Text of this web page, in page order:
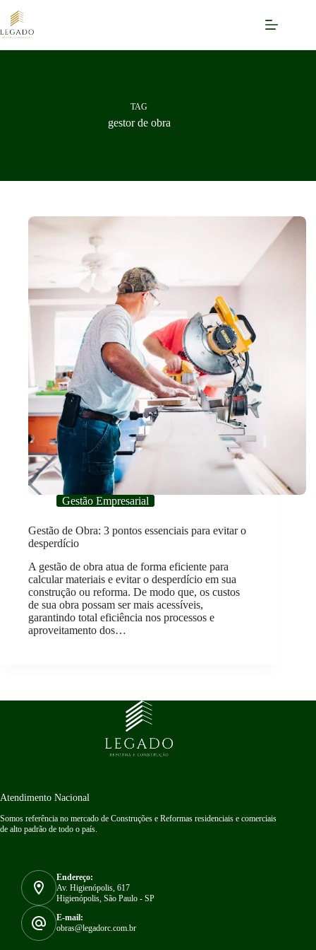
para
o
TAG
gestor de obra
Gestão Empresarial
Gestão de Obra: 3 pontos essenciais para evitar o
desperdício
A gestão de obra atua de forma eficiente para
calcular materiais e evitar o desperdício em sua
construção ou reforma. De modo que, os custos
de sua obra possam ser mais acessíveis,
garantindo total eficiência nos processos e
aproveitamento dos…
Atendimento Nacional
Somos referência no mercado de Construções e Reformas residenciais e comerciais
de alto padrão de todo o país.
Endereço:
Av. Higienópolis, 617
Higienópolis, São Paulo - SP
E-mail:
obras@legadorc.com.br